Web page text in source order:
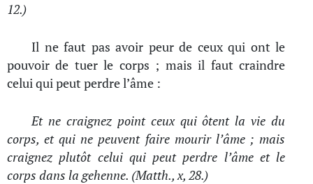
12.)
Il ne faut pas avoir peur de ceux qui ont le
pouvoir de tuer le corps ; mais il faut craindre
celui qui peut perdre l’âme :
Et ne craignez point ceux qui ôtent la vie du
corps, et qui ne peuvent faire mourir l’âme ; mais
craignez plutôt celui qui peut perdre l’âme et le
corps dans la gehenne. (Matth., x, 28.)